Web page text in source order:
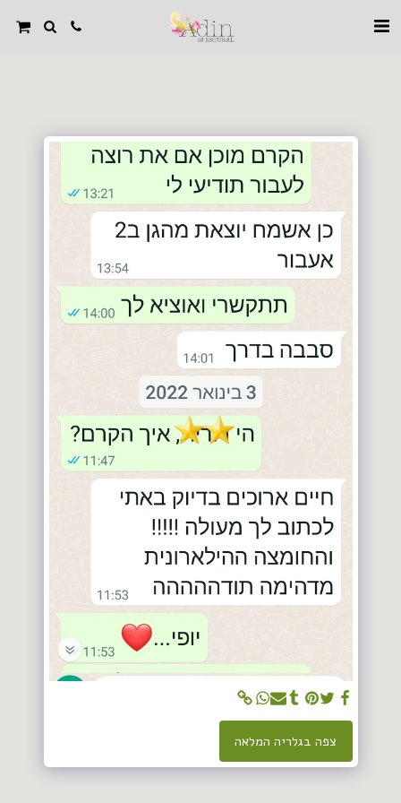
צפה בגלריה המלאה